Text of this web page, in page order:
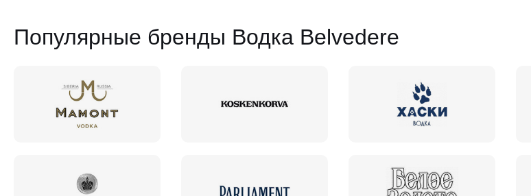
Популярные бренды Водка Belvedere